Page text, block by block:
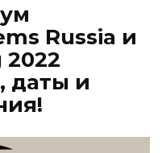
Russia и
2022
даты и